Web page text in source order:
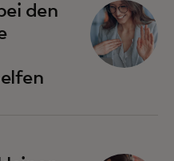
den